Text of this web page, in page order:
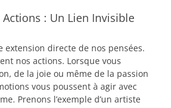
Actions : Un Lien Invisible
extension directe de nos pensées.
nos actions. Lorsque vous
de la joie ou même de la passion
vous poussent à agir avec
Prenons l’exemple d’un artiste